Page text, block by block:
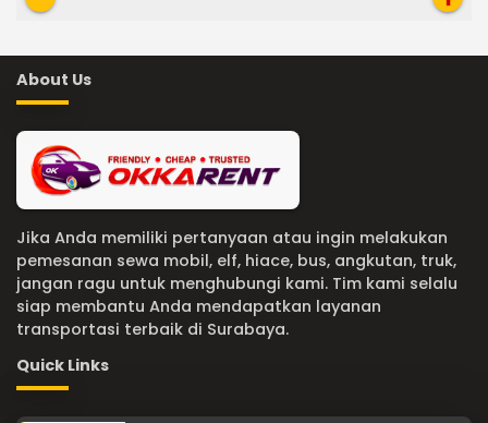
About Us
Jika Anda memiliki pertanyaan atau ingin melakukan
pemesanan sewa mobil, elf, hiace, bus, angkutan, truk,
jangan ragu untuk menghubungi kami. Tim kami selalu
siap membantu Anda mendapatkan layanan
transportasi terbaik di Surabaya.
Quick Links